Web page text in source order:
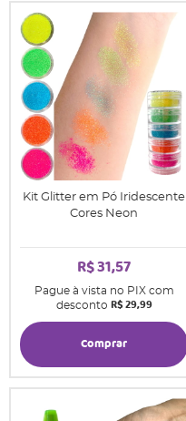
Kit Glitter em Pó Iridescente
Cores Neon
R$ 31,57
Pague à vista no PIX com
desconto R$ 29,99
Comprar